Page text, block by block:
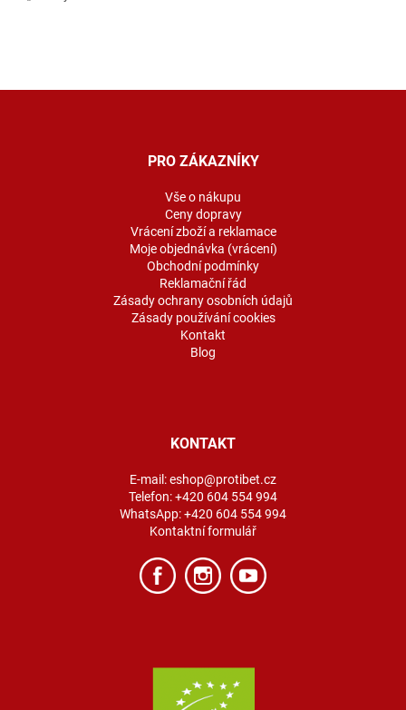
PRO ZÁKAZNÍKY
Vše o nákupu
Ceny dopravy
Vrácení zboží a reklamace
Moje objednávka (vrácení)
Obchodní podmínky
Reklamační řád
Zásady ochrany osobních údajů
Zásady používání cookies
Kontakt
Blog
KONTAKT
E-mail:eshop@protibet.cz
Telefon:+420 604 554 994
WhatsApp:+420 604 554 994
Kontaktní formulář